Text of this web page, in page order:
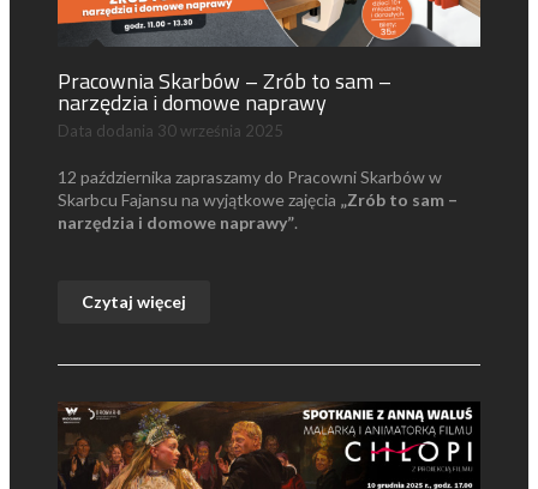
Pracownia Skarbów – Zrób to sam –
narzędzia i domowe naprawy
Data dodania 30 września 2025
12 października zapraszamy do Pracowni Skarbów w
Skarbcu Fajansu na wyjątkowe zajęcia „Zrób to sam –
narzędzia i domowe naprawy”.
Czytaj więcej